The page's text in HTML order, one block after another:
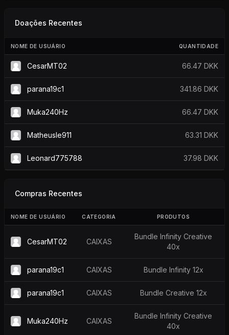
Doações Recentes
NOME DE USUÁRIO QUANTIDADE
CesarMT02 66.47 DKK
parana19c1 341.86 DKK
Muka240Hz 66.47 DKK
Matheusle911 63.31 DKK
Leonard775788 37.98 DKK
Compras Recentes
NOME DE USUÁRIO CATEGORIA PRODUTOS
CesarMT02 CAIXAS
Bundle Infinity Creative
40x
parana19c1 CAIXAS Bundle Infinity 12x
parana19c1 CAIXAS Bundle Creative 12x
Muka240Hz CAIXAS
Bundle Infinity Creative
40x